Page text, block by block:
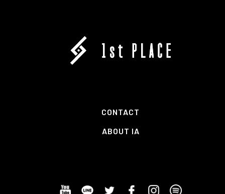
CONTACT
ABOUT IA